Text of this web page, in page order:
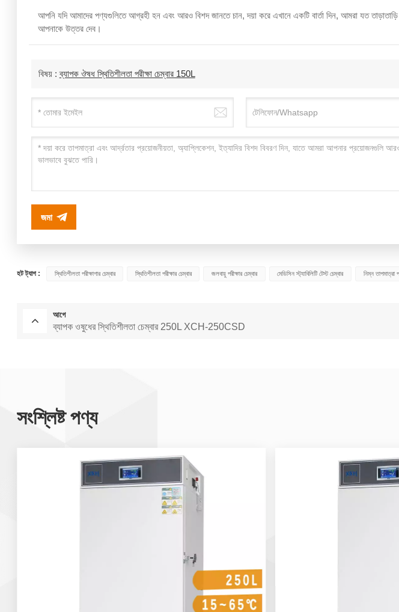
আপনি যদি আমাদের পণ্যগুলিতে আগ্রহী হন এবং আরও বিশদ জানতে চান, দয়া করে এখানে একটি বার্তা দিন, আমরা যত
আপনাকে উত্তর দেব।
বিষয় :ব্যাপক ঔষধ স্থিতিশীলতা পরীক্ষা চেম্বার 150L
জমা
হট ট্যাগ : স্থিতিশীলতা পরীক্ষাগার চেম্বার স্থিতিশীলতা পরীক্ষার চেম্বার জলবায়ু পরীক্ষার চেম্বার মেডিসিন স্ট্যাবিলিটি টেস্ট চেম্বার নিম্ন তাপমাত্রা
আগে
ব্যাপক ওষুধের স্থিতিশীলতা চেম্বার 250L XCH-250CSD
সংশ্লিষ্ট পণ্য